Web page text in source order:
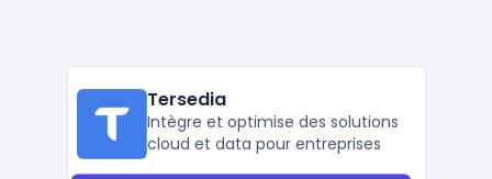
Tersedia
Intègre et optimise des solutions
cloud et data pour entreprises